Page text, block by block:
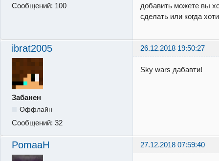
Сообщений: 100
добавить можете вы
сделать или когда
ibrat2005 26.12.2018 19:50:27
Забанен
Оффлайн
Сообщений: 32
Sky wars дабавти!
PomaaH 27.12.2018 07:59:40